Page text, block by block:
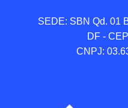
SEDE: SBN Qd. 01
DF -
CNPJ: